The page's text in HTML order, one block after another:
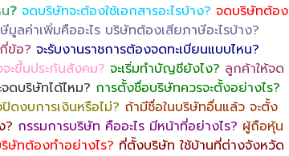
? จดบริษัทจะต้องใช้เอกสารอะไรบ้าง? จดบริษัทต้อง
มูลค่าเพิ่มคืออะไร บริษัทต้องเสียภาษีอะไรบ้าง?
ข้อ? จะรับงานราชการต้องจดทะเบียนแบบไหน?
ขึ้นประกันสังคม? จะเริ่มทำบัญชียังไง? ลูกค้าให้จด
ดบริษัทได้ไหม? การตั้งชื่อบริษัทควรจะตั้งอย่างไร?
งบการเงินหรือไม่? ถ้ามีชื่อในบริษัทอื่นแล้ว จะตั้ง
? กรรมการบริษัท คืออะไร มีหน้าที่อย่างไร? ผู้ถือหุ้น
ษัทต้องทำอย่างไร? ที่ตั้งบริษัท ใช้บ้านที่ต่างจังหวัด